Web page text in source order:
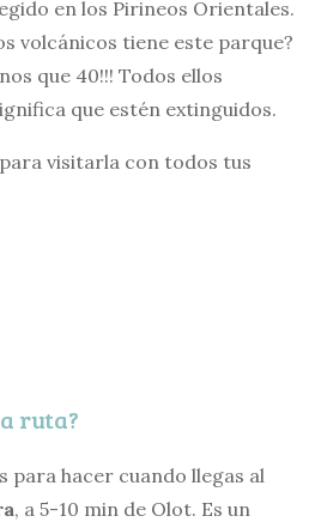
en los Pirineos Orientales.
volcánicos tiene este parque?
que 40!!! Todos ellos
que estén extinguidos.
visitarla con todos tus
ruta?
para hacer cuando llegas al
, a 5-10 min de Olot. Es un